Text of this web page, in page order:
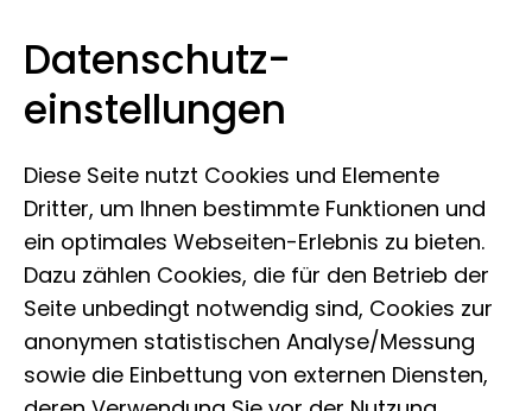
Zum Inhalt springen
Museum Koenig Bonn
Datenschutz­
einstellungen
Diese Seite nutzt Cookies und Elemente
Dritter, um Ihnen bestimmte Funktionen und
ein optimales Webseiten-Erlebnis zu bieten.
Dazu zählen Cookies, die für den Betrieb der
Seite unbedingt notwendig sind, Cookies zur
anonymen statistischen Analyse/Messung
sowie die Einbettung von externen Diensten,